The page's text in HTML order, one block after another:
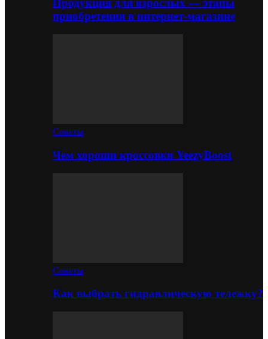
Продукция для взрослых — этапы
приобретения в интернет-магазине
Советы
Чем хороши кроссовки YeezyBoost
Советы
Как выбрать гидравлическую тележку?